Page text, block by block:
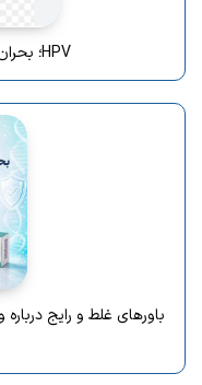
HPV؛ بحران خاموش سلامت در ایران